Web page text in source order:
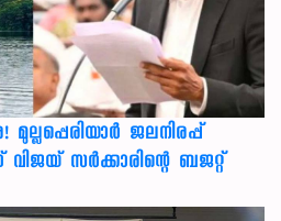
ജലനിരപ്പ്
വിജയ് സർക്കാരിന്റെ ബജറ്റ്